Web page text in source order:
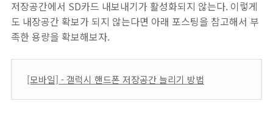
저장공간에서 SD카드 내보내기가 활성화되지 않는다. 이렇게
도 내장공간 확보가 되지 않는다면 아래 포스팅을 참고해서 부
족한 용량을 확보해보자.
[모바일] - 갤럭시 핸드폰 저장공간 늘리기 방법